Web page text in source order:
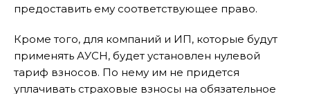
предоставить ему соответствующее право.
Кроме того, для компаний и ИП, которые будут
применять АУСН, будет установлен нулевой
тариф взносов. По нему им не придется
уплачивать страховые взносы на обязательное